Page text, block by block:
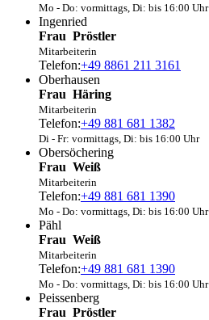
Mo - Do: vormittags, Di: bis 16:00 Uhr
Ingenried
Frau Pröstler
Mitarbeiterin
Telefon:+49 8861 211 3161
Oberhausen
Frau Häring
Mitarbeiterin
Telefon:+49 881 681 1382
Di - Fr: vormittags, Di: bis 16:00 Uhr
Obersöchering
Frau Weiß
Mitarbeiterin
Telefon:+49 881 681 1390
Mo - Do: vormittags, Di: bis 16:00 Uhr
Pähl
Frau Weiß
Mitarbeiterin
Telefon:+49 881 681 1390
Mo - Do: vormittags, Di: bis 16:00 Uhr
Peissenberg
Frau Pröstler